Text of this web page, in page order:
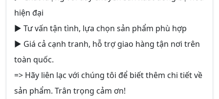
hiện đại
► Tư vấn tận tình, lựa chọn sản phẩm phù hợp
► Giá cả cạnh tranh, hỗ trợ giao hàng tận nơi trên
toàn quốc.
=> Hãy liên lạc với chúng tôi để biết thêm chi tiết về
sản phẩm. Trân trọng cảm ơn!